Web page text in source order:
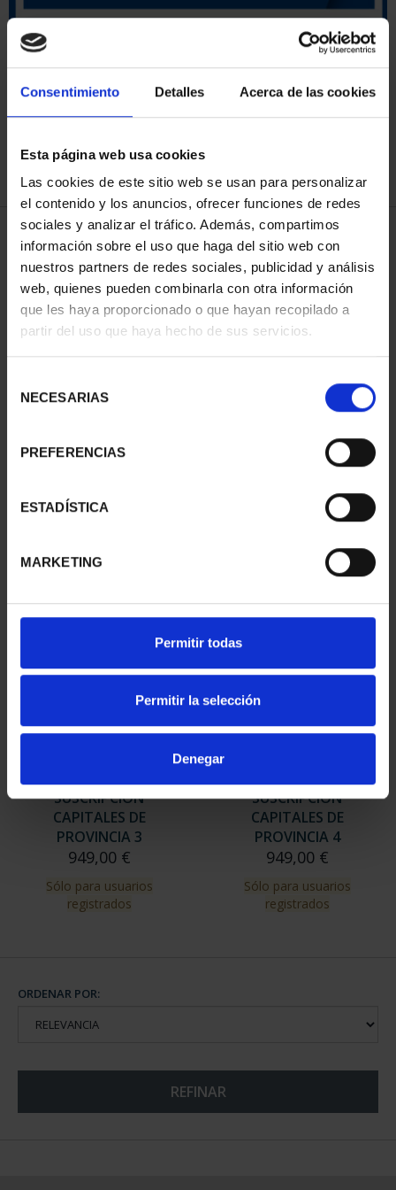
Consentimiento Detalles Acerca de las cookies
Esta página web usa cookies
Las cookies de este sitio web se usan para personalizar
el contenido y los anuncios, ofrecer funciones de redes
sociales y analizar el tráfico. Además, compartimos
información sobre el uso que haga del sitio web con
nuestros partners de redes sociales, publicidad y análisis
web, quienes pueden combinarla con otra información
que les haya proporcionado o que hayan recopilado a
partir del uso que haya hecho de sus servicios.
NECESARIAS
PREFERENCIAS
ESTADÍSTICA
MARKETING
Permitir todas
Permitir la selección
Denegar
REFINAR
4 Productos encontrados
PROVINCIA 1
Sólo para usuarios
SUSCRIPCIÓN
CAPITALES DE
PROVINCIA 2
Sólo para usuarios
registrados
SUSCRIPCIÓN
CAPITALES DE
PROVINCIA 3
949,00 €
Sólo para usuarios
registrados
SUSCRIPCIÓN
CAPITALES DE
PROVINCIA 4
949,00 €
Sólo para usuarios
registrados
ORDENAR POR:
REFINAR